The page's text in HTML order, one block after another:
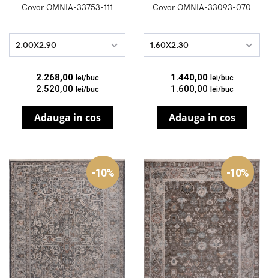
Covor OMNIA-33753-111
2.00X2.90
2.268,00 lei/buc
2.520,00 lei/buc
Adauga in cos
Covor OMNIA-33093-070
1.60X2.30
1.440,00 lei/buc
1.600,00 lei/buc
Adauga in cos
-10% -10%